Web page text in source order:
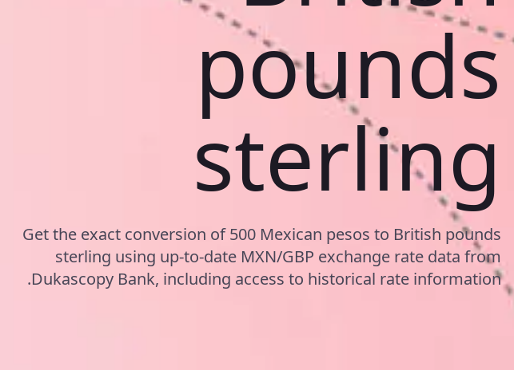
pounds
sterling
Get the exact conversion of 500 Mexican pesos to British pounds
sterling using up-to-date MXN/GBP exchange rate data from
Dukascopy Bank, including access to historical rate information.